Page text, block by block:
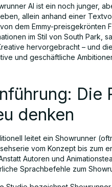
AI ist ein noch junger,
allein anhand einer
dem Emmy-preisgekrönten
im Stil von South Park,
hervorgebracht – und
und geschäftliche
Die
denken
leitet ein Showrunner
vom Konzept bis zum
Autoren und
Sprachbefehle zum